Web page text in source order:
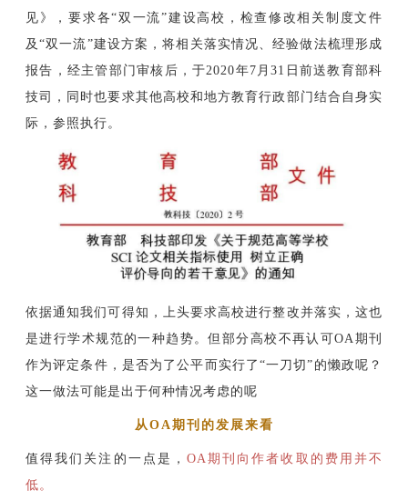
见》，要求各“双一流”建设高校，检查修改相关制度文件
及“双一流”建设方案，将相关落实情况、经验做法梳理形成
报告，经主管部门审核后，于2020年7月31日前送教育部科
技司，同时也要求其他高校和地方教育行政部门结合自身实
际，参照执行。
依据通知我们可得知，上头要求高校进行整改并落实，这也
是进行学术规范的一种趋势。但部分高校不再认可OA期刊
作为评定条件，是否为了公平而实行了“一刀切”的懒政呢？
这一做法可能是出于何种情况考虑的呢
从OA期刊的发展来看
值得我们关注的 一点是， OA期刊向作者收取的费用并不
低。